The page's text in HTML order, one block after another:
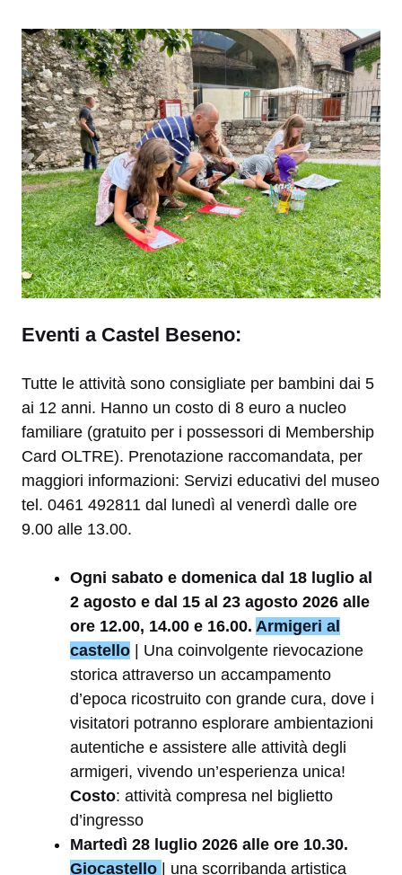
Eventi a Castel Beseno:
Tutte le attività sono consigliate per bambini dai 5
ai 12 anni. Hanno un costo di 8 euro a nucleo
familiare (gratuito per i possessori di Membership
Card OLTRE). Prenotazione raccomandata, per
maggiori informazioni: Servizi educativi del museo
tel. 0461 492811 dal lunedì al venerdì dalle ore
9.00 alle 13.00.
Ogni sabato e domenica dal 18 luglio al
2 agosto e dal 15 al 23 agosto 2026 alle
ore 12.00, 14.00 e 16.00. Armigeri al
castello | Una coinvolgente rievocazione
storica attraverso un accampamento
d’epoca ricostruito con grande cura, dove i
visitatori potranno esplorare ambientazioni
autentiche e assistere alle attività degli
armigeri, vivendo un’esperienza unica!
Costo: attività compresa nel biglietto
d’ingresso
Martedì 28 luglio 2026 alle ore 10.30.
Giocastello
| una scorribanda artistica